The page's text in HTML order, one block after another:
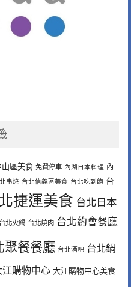
山區美食 免費停車 內湖日本料理 內
串燒 台北信義區美食 台北吃到飽 台
捷運美食 台北日本
台北火鍋 台北燒肉 台北約會餐廳
聚餐餐廳 台北酒吧 台北鍋
江購物中心 大江購物中心美食